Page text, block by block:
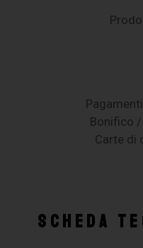
Bonifico
Carte di
SCHEDA